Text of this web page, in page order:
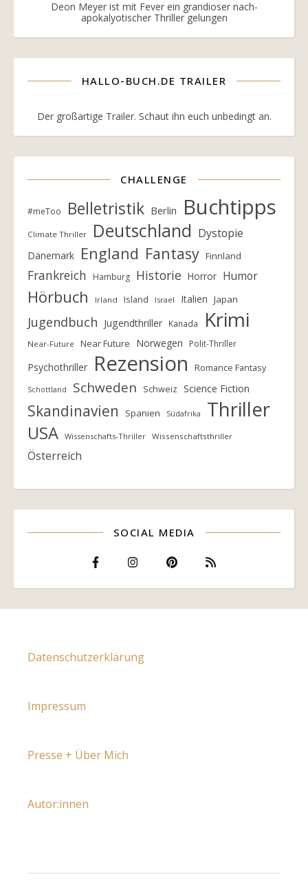
Deon Meyer ist mit Fever ein grandioser nach-
apokalyotischer Thriller gelungen
HALLO-BUCH.DE TRAILER
Der großartige Trailer. Schaut ihn euch unbedingt an.
CHALLENGE
#meToo Belletristik Berlin Buchtipps
Climate Thriller Deutschland Dystopie
Dänemark England Fantasy Finnland
Frankreich Hamburg Historie Horror Humor
Hörbuch Irland Island Israel Italien Japan
Jugendbuch Jugendthriller Kanada Krimi
Near-Future Near Future Norwegen Polit-Thriller
Psychothriller Rezension Romance Fantasy
Schottland Schweden Schweiz Science Fiction
Skandinavien Spanien Südafrika Thriller
USA Wissenschafts-Thriller Wissenschaftsthriller
Österreich
SOCIAL MEDIA
Datenschutzerklärung
Impressum
Presse + Über Mich
Autor:innen